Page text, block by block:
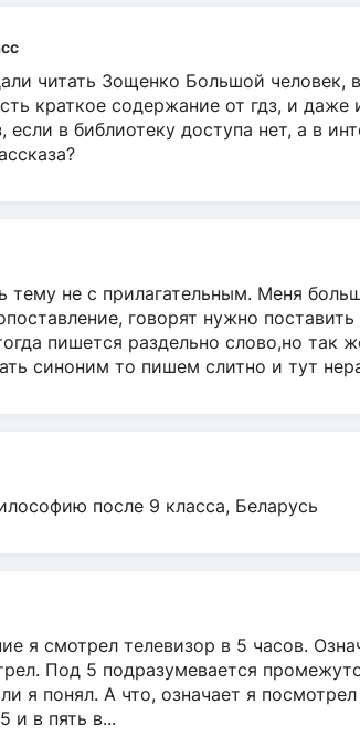
читать Зощенко Большой человек,
краткое содержание от гдз, и
если в библиотеку доступа нет, а в
тему не с прилагательным. Меня
говорят нужно
пишется раздельно слово,но так
синоним то пишем слитно и тут
после 9 класса, Беларусь
я смотрел телевизор в 5 часов.
Под 5 подразумевается
я понял. А что, означает я
и в пять в...